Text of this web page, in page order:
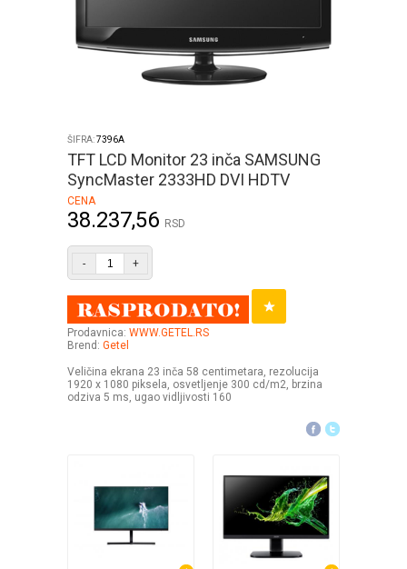
ŠIFRA:7396A
TFT LCD Monitor 23 inča SAMSUNG
SyncMaster 2333HD DVI HDTV
CENA
38.237,56 RSD
- +
Prodavnica: WWW.GETEL.RS
Brend: Getel
Veličina ekrana 23 inča 58 centimetara, rezolucija
1920 x 1080 piksela, osvetljenje 300 cd/m2, brzina
odziva 5 ms, ugao vidljivosti 160